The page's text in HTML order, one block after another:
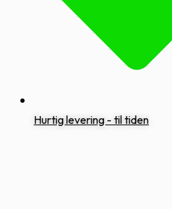
Hurtig levering - til tiden